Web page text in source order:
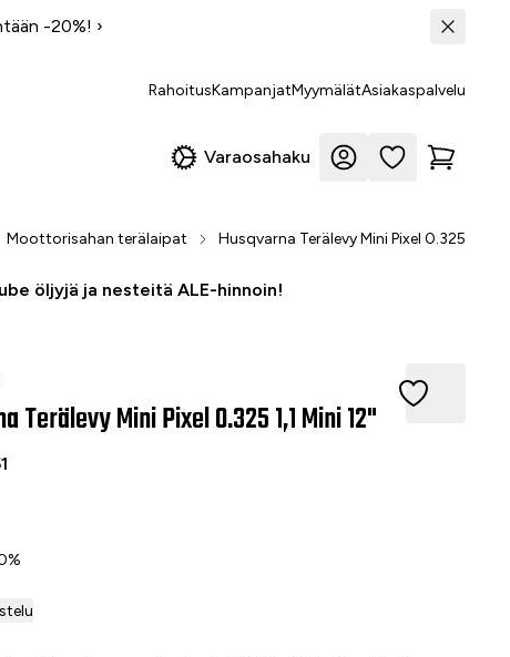
-20%! ›
RahoitusKampanjatMyymälätAsiakaspalvelu
Varaosahaku
Moottorisahan terälaipat Husqvarna Terälevy Mini Pixel 0.325 1,1
öljyjä ja nesteitä ALE-hinnoin!
Mini Pixel 0.325 1,1 Mini 12"
Terälevy Mini Pixel 0.325 1,1 Mini 12"